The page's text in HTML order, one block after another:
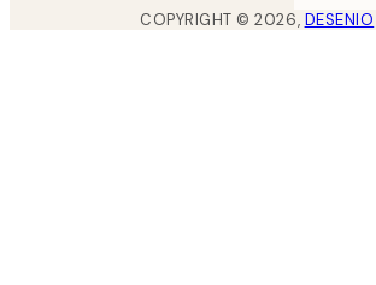
COPYRIGHT ©2026, DESENIO